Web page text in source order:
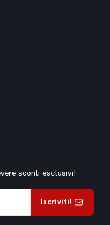
sconti esclusivi!
Iscriviti!